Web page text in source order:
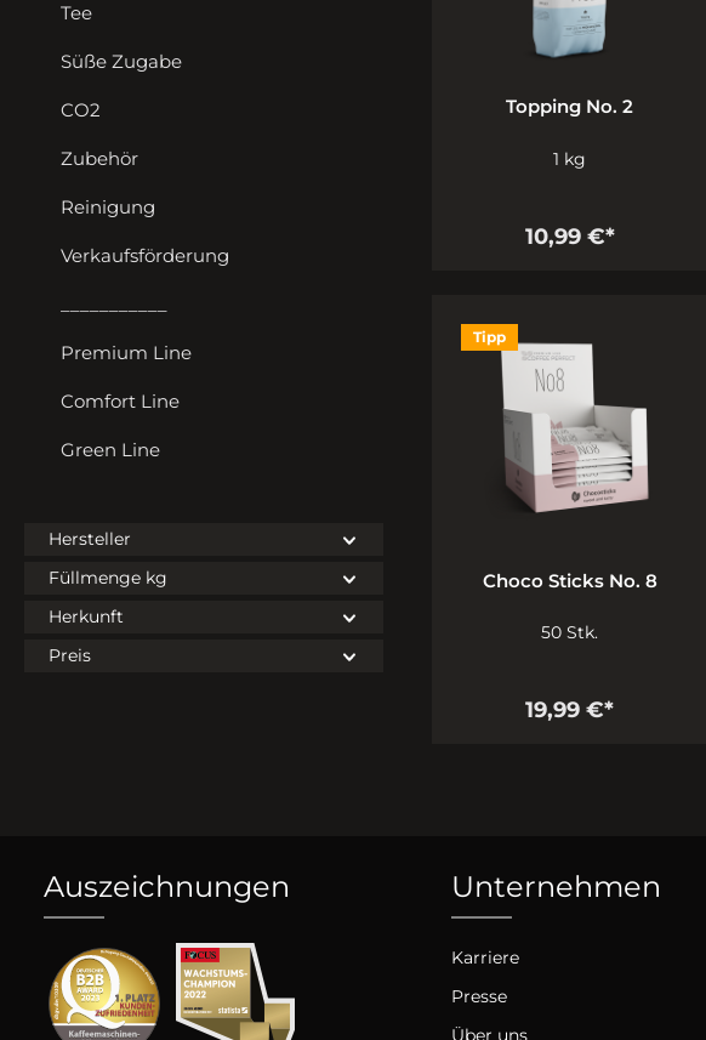
Tee
Süße Zugabe
CO2
Zubehör
Reinigung
Verkaufsförderung
Premium Line
Comfort Line
Green Line
Hersteller
Füllmenge kg
Herkunft
Preis
Topping No. 2
1 kg
10,99 €*
Tipp
Choco Sticks No. 8
50 Stk.
19,99 €*
Auszeichnungen Unternehmen
Karriere
Presse
Über uns